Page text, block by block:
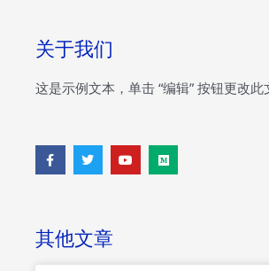
关于我们
这是示例文本，单击 “编辑” 按钮更改此
F
a
c
k
-
f
T
w
i
Y
o
u
M
e
d
其他文章